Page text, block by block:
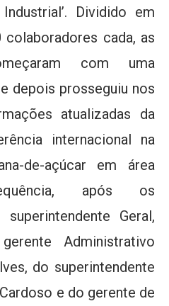
Dividido em
cada, as
com uma
depois prosseguiu nos
atualizadas da
internacional na
de-açúcar em área
após os
Geral,
Administrativo
do superintendente
e do gerente de